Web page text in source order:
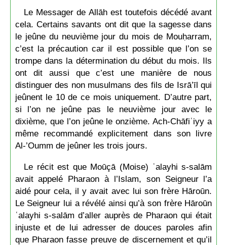
Le Messager de Allāh est toutefois décédé avant
cela. Certains savants ont dit que la sagesse dans
le jeûne du neuvième jour du mois de Mouḥarram,
c’est la précaution car il est possible que l’on se
trompe dans la détermination du début du mois. Ils
ont dit aussi que c’est une manière de nous
distinguer des non musulmans des fils de Isrā’īl qui
jeûnent le 10 de ce mois uniquement. D’autre part,
si l’on ne jeûne pas le neuvième jour avec le
dixième, que l’on jeûne le onzième. Ach-Chāfiʿiyy a
même recommandé explicitement dans son livre
Al-’Oumm de jeûner les trois jours.
Le récit est que Moūçā (Moise) ʿalayhi s-salām
avait appelé Pharaon à l’Islam, son Seigneur l’a
aidé pour cela, il y avait avec lui son frère Hāroūn.
Le Seigneur lui a révélé ainsi qu’à son frère Hāroūn
ʿalayhi s-salām d’aller auprès de Pharaon qui était
injuste et de lui adresser de douces paroles afin
que Pharaon fasse preuve de discernement et qu’il